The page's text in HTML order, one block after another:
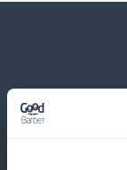
Und viele